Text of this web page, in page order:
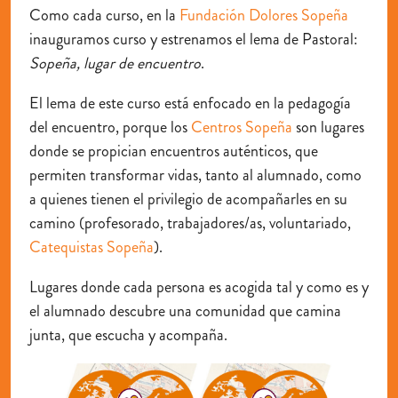
Como cada curso, en la Fundación Dolores Sopeña
inauguramos curso y estrenamos el lema de Pastoral:
Sopeña, lugar de encuentro.
El lema de este curso está enfocado en la pedagogía
delencuentro,porque losCentros Sopeñason lugares
donde se propicianencuentros auténticos, que
permiten transformar vidas, tanto al alumnado, como
a quienes tienen el privilegio de acompañarles en su
camino (profesorado, trabajadores/as, voluntariado,
Catequistas Sopeña).
Lugares donde cada persona es acogida tal y como es y
el alumnado descubre una comunidad que camina
junta, que escucha y acompaña.